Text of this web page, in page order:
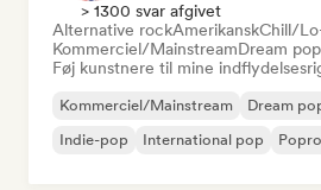
> 1300 svar afgivet
Alternative rockAmerikanskChill/
Kommerciel/MainstreamDream pop
Føj kunstnere til mine
Kommerciel/Mainstream Dream
Indie-pop
International pop